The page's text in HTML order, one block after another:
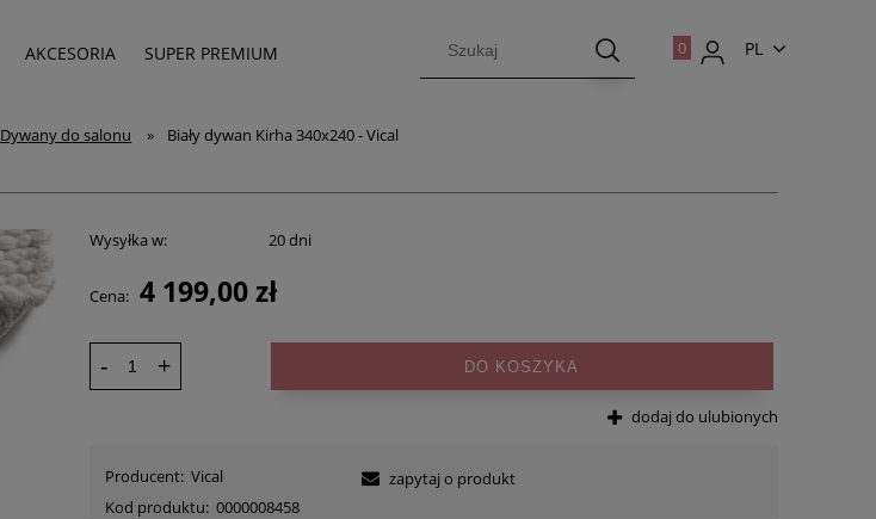
AKCESORIA SUPER PREMIUM
PL
Dywany do salonu » Biały dywan Kirha 340x240 - Vical
Wysyłka w: 20 dni
Cena: 4 199,00 zł
- + DO KOSZYKA
dodaj do ulubionych
Producent: Vical
Kod produktu: 0000008458
zapytaj o produkt